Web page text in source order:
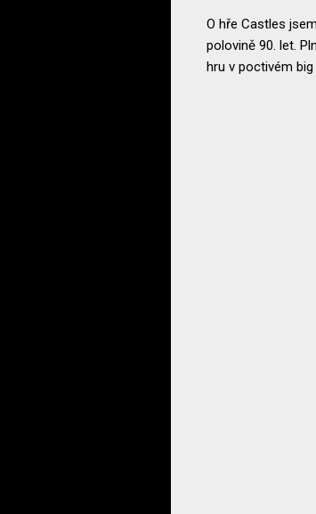
O hře Castles
polovině 90. let.
hru v poctivém